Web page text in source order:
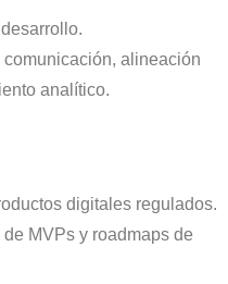
alineación
analítico.
digitales regulados.
MVPs y roadmaps de